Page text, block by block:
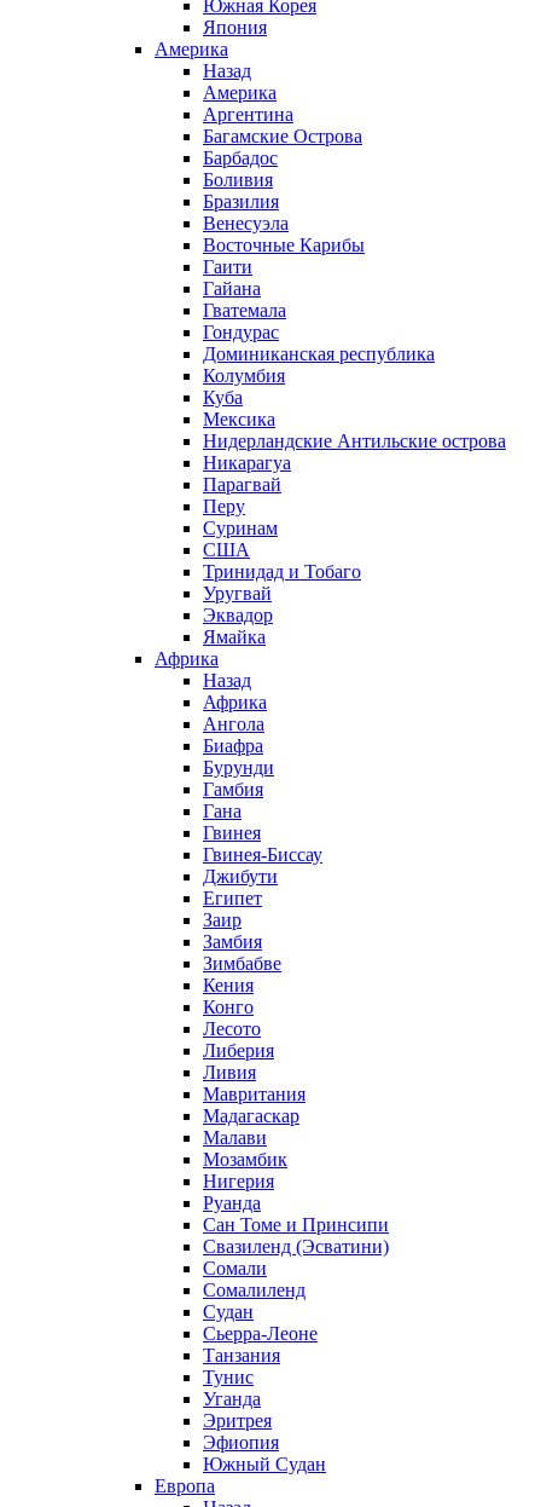
Южная Корея
Япония
Америка
Назад
Америка
Аргентина
Багамские Острова
Барбадос
Боливия
Бразилия
Венесуэла
Восточные Карибы
Гаити
Гайана
Гватемала
Гондурас
Доминиканская республика
Колумбия
Куба
Мексика
Нидерландские Антильские острова
Никарагуа
Парагвай
Перу
Суринам
США
Тринидад и Тобаго
Уругвай
Эквадор
Ямайка
Африка
Назад
Африка
Ангола
Биафра
Бурунди
Гамбия
Гана
Гвинея
Гвинея-Биссау
Джибути
Египет
Заир
Замбия
Зимбабве
Кения
Конго
Лесото
Либерия
Ливия
Мавритания
Мадагаскар
Малави
Мозамбик
Нигерия
Руанда
Сан Томе и Принсипи
Свазиленд (Эсватини)
Сомали
Сомалиленд
Судан
Сьерра-Леоне
Танзания
Тунис
Уганда
Эритрея
Эфиопия
Южный Судан
Европа